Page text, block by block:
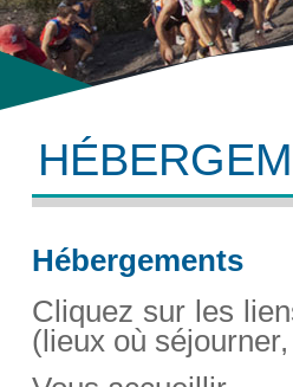
true) ?>
Hébergements
Cliquez sur les
(lieux où